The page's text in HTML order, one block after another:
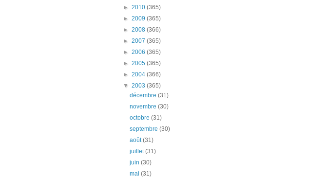
► 2010 (365)
► 2009 (365)
► 2008 (366)
► 2007 (365)
► 2006 (365)
► 2005 (365)
► 2004 (366)
▼ 2003 (365)
décembre(31)
novembre(30)
octobre(31)
septembre(30)
août(31)
juillet(31)
juin(30)
mai(31)